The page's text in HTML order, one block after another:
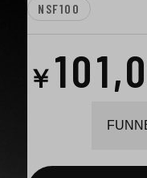
NSF100
￥